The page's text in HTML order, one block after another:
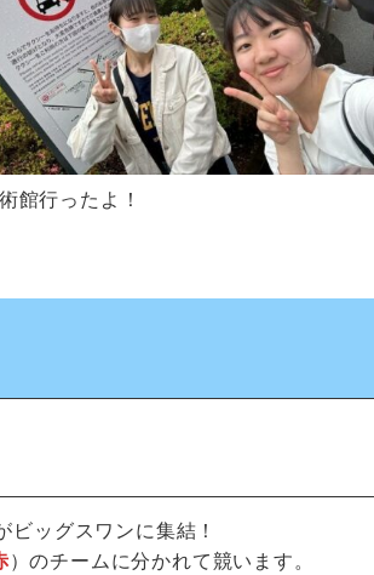
館行ったよ！
ッグスワンに集結！
）のチームに分かれて競います。